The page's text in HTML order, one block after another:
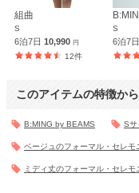
組曲
S
6泊7日 10,990 円
12件
S
6泊7
このアイテムの特徴か
B:MING by BEAMS Sサ
ベージュのフォーマル・セレモ
ミディ丈のフォーマル・セレモ